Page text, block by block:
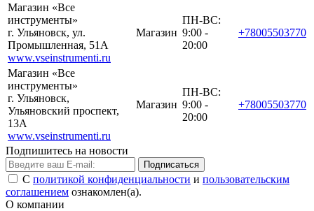
Магазин «Все
инструменты»
г. Ульяновск, ул.
Промышленная, 51А
www.vseinstrumenti.ru
Магазин
ПН-ВС:
9:00 -
20:00
+78005503770
Магазин «Все
инструменты»
г. Ульяновск,
Ульяновский проспект,
13А
www.vseinstrumenti.ru
Магазин
ПН-ВС:
9:00 -
20:00
+78005503770
Подпишитесь на новости
Подписаться
С политикой конфиденциальности и пользовательским
соглашением ознакомлен(а).
О компании